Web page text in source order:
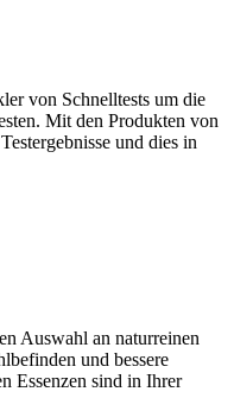
von Schnelltests um die
Mit den Produkten von
und dies in
Auswahl an naturreinen
und bessere
Essenzen sind in Ihrer